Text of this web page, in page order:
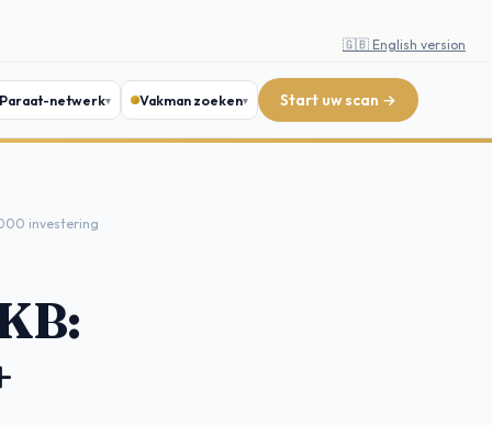
🇬🇧 English version
netwerk Vakman zoeken Start uw scan →
investering